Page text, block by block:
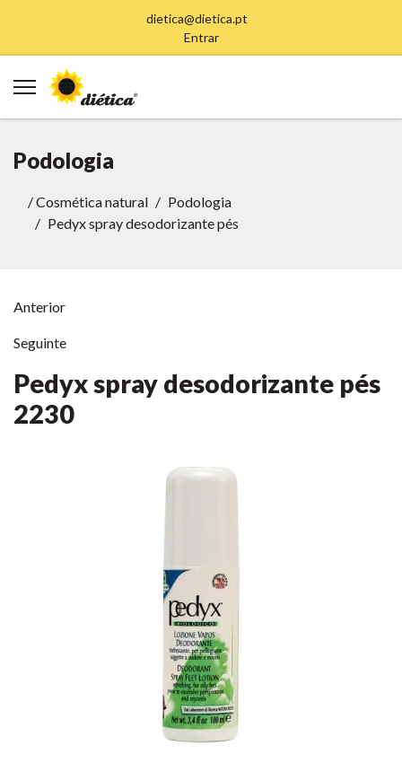
dietica@dietica.pt
Entrar
Podologia
/Cosmética natural
Podologia
Pedyx spray desodorizante pés
Anterior
Seguinte
Pedyx spray desodorizante pés
2230